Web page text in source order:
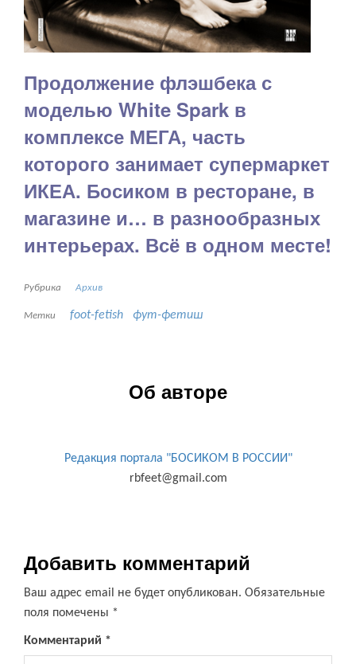
Продолжение флэшбека с
моделью White Spark в
комплексе МЕГА, часть
которого занимает супермаркет
ИКЕА. Босиком в ресторане, в
магазине и… в разнообразных
интерьерах. Всё в одном месте!
Рубрика Архив
Метки foot-fetish фут-фетиш
Об авторе
Редакция портала "БОСИКОМ В РОССИИ"
rbfeet@gmail.com
Добавить комментарий
Ваш адрес email не будет опубликован. Обязательные
поля помечены *
Комментарий *